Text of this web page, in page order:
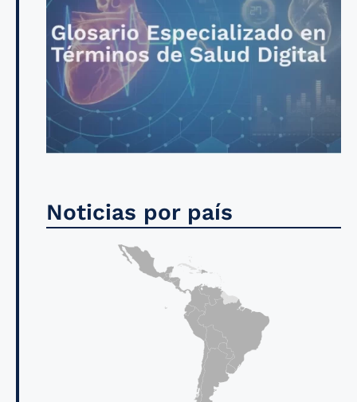
Noticias por país